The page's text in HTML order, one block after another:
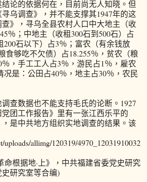
的依据何在，目前尚无人知晓。但
乌调查》，并不能支撑其1947年的这
》，寻乌全县农村人口中大地主（收
％；中地主（收租300石到500石）占
200石以下）占3％；富农（有余钱放
食够吃不欠债）占18.255％，贫农（粮
，手工工人占3％，游民占1％，雇农
况是：公田占40％，地主占30％，农民
数据也不能支持毛氏的论断。1927
团工作报告》里有一张江西乐平的
，是中共地方组织实地调查的结果。该
uploads/allimg/120319/4970_12031910032
根据地·上》，中共福建省委党史研究
研究室等合编)